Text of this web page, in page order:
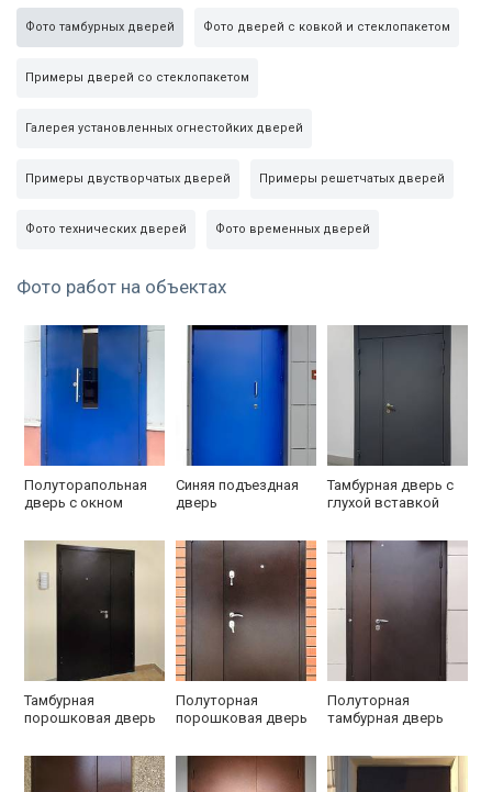
Фото тамбурных дверей Фото дверей с ковкой и стеклопакетом
Примеры дверей со стеклопакетом
Галерея установленных огнестойких дверей
Примеры двустворчатых дверей Примеры решетчатых дверей
Фото технических дверей Фото временных дверей
Фото работ на объектах
Полуторапольная
дверь с окном
Синяя подъездная
дверь
Тамбурная дверь с
глухой вставкой
Тамбурная
порошковая дверь
Полуторная
порошковая дверь
Полуторная
тамбурная дверь